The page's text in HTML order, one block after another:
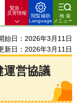
緊急・
災害情報
閲覧補助
Language
検索
メニュー
始日：2026年3月11日
新日：2026年3月11日
運営協議